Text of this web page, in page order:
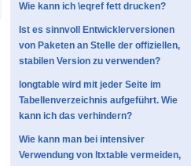
Wie kann ich \eqref fett drucken?
Ist es sinnvoll Entwicklerversionen
von Paketen an Stelle der offiziellen,
stabilen Version zu verwenden?
longtable wird mit jeder Seite im
Tabellenverzeichnis aufgeführt. Wie
kann ich das verhindern?
Wie kann man bei intensiver
Verwendung von ltxtable vermeiden,